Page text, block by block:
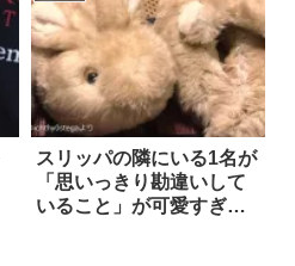
スリッパの隣にいる1名が
「思いっきり勘違いして
いること」が可愛すぎる